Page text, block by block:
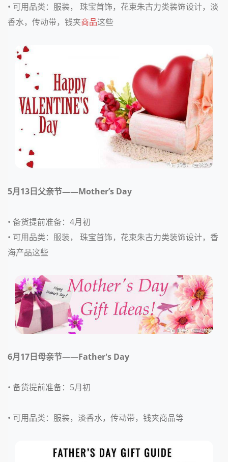
• 可用品类： 服装， 珠宝首饰，花束朱古力类装饰设计，淡
香水，传动带，钱夹商品这些
5月13日父亲节——Mother’s Day
• 备货提前准备： 4月初
• 可用品类： 服装， 珠宝首饰，花束朱古力类装饰设计，香
海产品这些
6月17日母亲节——Father's Day
• 备货提前准备： 5月初
• 可用品类： 服装，淡香水，传动带，钱夹商品等